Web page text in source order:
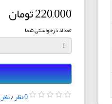
220,000 تومان
تعداد درخواستی شما
0 نظر /